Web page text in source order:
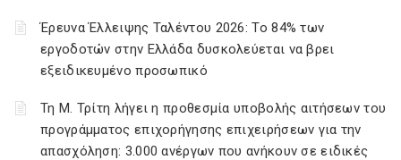
Έρευνα Έλλειψης Ταλέντου 2026: Το 84% των
εργοδοτών στην Ελλάδα δυσκολεύεται να βρει
εξειδικευμένο προσωπικό
Τη Μ. Τρίτη λήγει η προθεσμία υποβολής αιτήσεων του
προγράμματος επιχορήγησης επιχειρήσεων για την
απασχόληση: 3.000 ανέργων που ανήκουν σε ειδικές